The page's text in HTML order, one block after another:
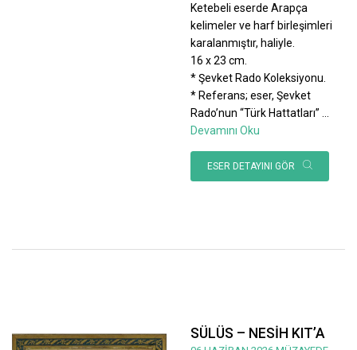
Ketebeli eserde Arapça
kelimeler ve harf birleşimleri
karalanmıştır, haliyle.
16 x 23 cm.
* Şevket Rado Koleksiyonu.
* Referans; eser, Şevket
Rado’nun “Türk Hattatları”
Devamını Oku
ESER DETAYINI GÖR
SÜLÜS – NESİH KIT’A